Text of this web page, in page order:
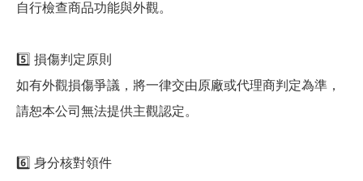
自行檢查商品功能與外觀。
5️⃣ 損傷判定原則
如有外觀損傷爭議，將一律交由原廠或代理商判定為準，
請恕本公司無法提供主觀認定。
6️⃣ 身分核對領件